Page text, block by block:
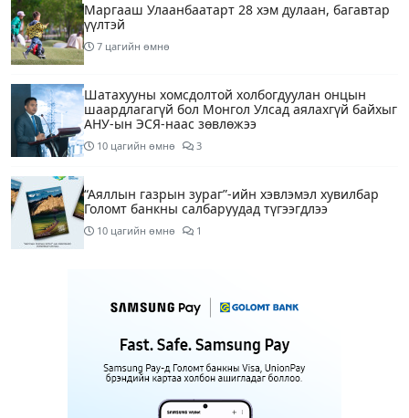
Маргааш Улаанбаатарт 28 хэм дулаан, багавтар
үүлтэй
7 цагийн өмнө
Шатахууны хомсдолтой холбогдуулан онцын
шаардлагагүй бол Монгол Улсад аялахгүй байхыг
АНУ-ын ЭСЯ-наас зөвлөжээ
10 цагийн өмнө 3
“Аяллын газрын зураг”-ийн хэвлэмэл хувилбар
Голомт банкны салбаруудад түгээгдлээ
10 цагийн өмнө 1
дарга Б.Пүрэвдагвыг өөрийн биеэр онцгойлон
анхаарахыг үүрэг болголоо
Бүх шатанд хэмнэлтийн горимд шилжиж, найр
наадам, зөвлөгөөн, гадаад томилолтыг